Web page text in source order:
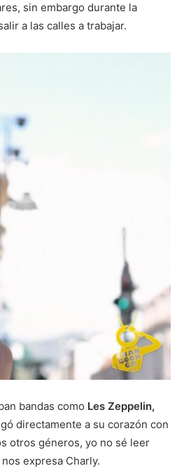
sin embargo durante la
a las calles a trabajar.
bandas como Les Zeppelin,
directamente a su corazón con
otros géneros, yo no sé leer
expresa Charly.